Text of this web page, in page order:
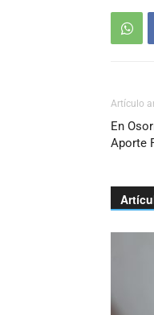
Artículo
En
Aporte